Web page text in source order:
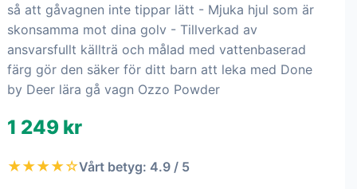
så att gåvagnen inte tippar lätt - Mjuka hjul som är
skonsamma mot dina golv - Tillverkad av
ansvarsfullt källträ och målad med vattenbaserad
färg gör den säker för ditt barn att leka med Done
by Deer lära gå vagn Ozzo Powder
1 249 kr
★★★★☆Vårt betyg: 4.9 / 5